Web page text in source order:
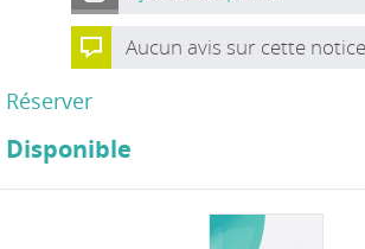
Aucun avis sur cette
Réserver
Disponible